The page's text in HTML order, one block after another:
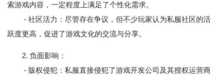
索游戏内容，一定程度上满足了个性化需求。
- 社区活力：尽管存在争议，但不少玩家认为私服社区的活
跃度更高，促进了游戏文化的交流与分享。
2. 负面影响：
- 版权侵犯：私服直接侵犯了游戏开发公司及其授权运营商